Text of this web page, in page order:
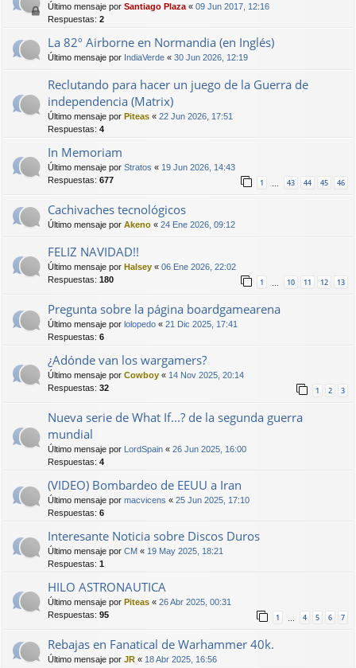
Último mensaje por Santiago Plaza « 09 Jun 2017, 12:16
Respuestas: 2
La 82º Airborne en Normandia (en Inglés)
Último mensaje por IndiaVerde « 30 Jun 2026, 12:19
Reclutando para hacer un juego de la Guerra de
independencia (Matrix)
Último mensaje por Piteas « 22 Jun 2026, 17:51
Respuestas: 4
In Memoriam
Último mensaje por Stratos « 19 Jun 2026, 14:43
Respuestas: 677 1 43 44 45 46
Cachivaches tecnológicos
Último mensaje por Akeno « 24 Ene 2026, 09:12
FELIZ NAVIDAD!!
Último mensaje por Halsey « 06 Ene 2026, 22:02
Respuestas: 180 1 10 11 12 13
Pregunta sobre la página boardgamearena
Último mensaje por lolopedo « 21 Dic 2025, 17:41
Respuestas: 6
¿Adónde van los wargamers?
Último mensaje por Cowboy « 14 Nov 2025, 20:14
Respuestas: 32 1 2 3
Nueva serie de What If...? de la segunda guerra
mundial
Último mensaje por LordSpain « 26 Jun 2025, 16:00
Respuestas: 4
(VIDEO) Bombardeo de EEUU a Iran
Último mensaje por macvicens « 25 Jun 2025, 17:10
Respuestas: 6
Interesante Noticia sobre Discos Duros
Último mensaje por CM « 19 May 2025, 18:21
Respuestas: 1
HILO ASTRONAUTICA
Último mensaje por Piteas « 26 Abr 2025, 00:31
Respuestas: 95 1 … 4 5 6 7
Rebajas en Fanatical de Warhammer 40k.
Último mensaje por JR « 18 Abr 2025, 16:56